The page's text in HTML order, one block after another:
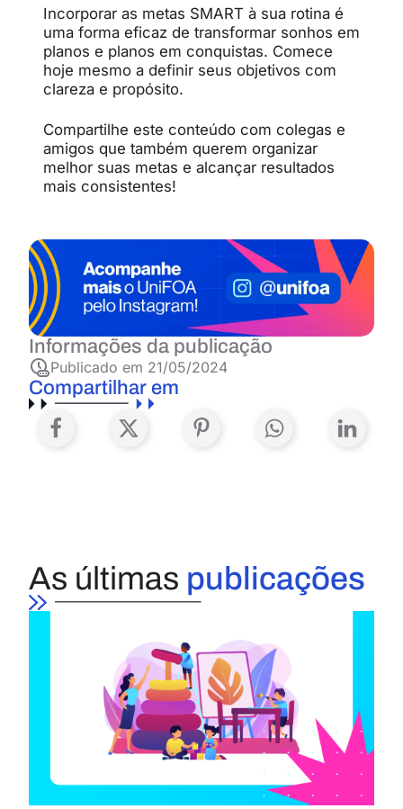
Incorporar as metas SMART à sua rotina é
uma forma eficaz de transformar sonhos em
planos e planos em conquistas. Comece
hoje mesmo a definir seus objetivos com
clareza e propósito.
Compartilhe este conteúdo com colegas e
amigos que também querem organizar
melhor suas metas e alcançar resultados
mais consistentes!
Informações da publicação
Publicado em 21/05/2024
Compartilhar em
As últimas publicações